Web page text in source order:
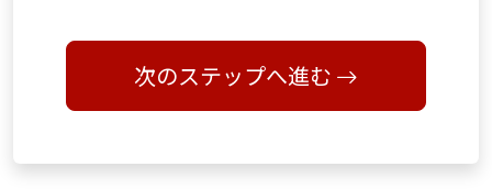
次のステップへ進む